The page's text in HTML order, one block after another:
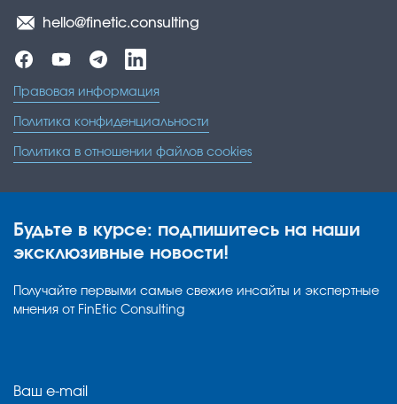
hello@finetic.consulting
Правовая информация
Политика конфиденциальности
Политика в отношении файлов cookies
Будьте в курсе: подпишитесь на наши
эксклюзивные новости!
Получайте первыми самые свежие инсайты и экспертные
мнения от FinEtic Consulting